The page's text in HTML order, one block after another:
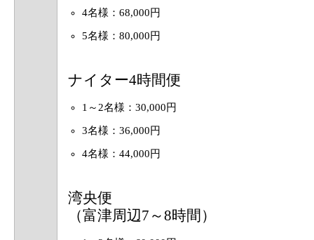
4名様：68,000円
5名様：80,000円
ナイター4時間便
1～2名様：30,000円
3名様：36,000円
4名様：44,000円
湾央便
（富津周辺7～8時間）